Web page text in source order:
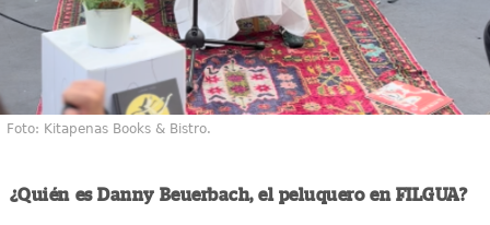
Foto: Kitapenas Books & Bistro.
¿Quién es Danny Beuerbach, el peluquero en FILGUA?